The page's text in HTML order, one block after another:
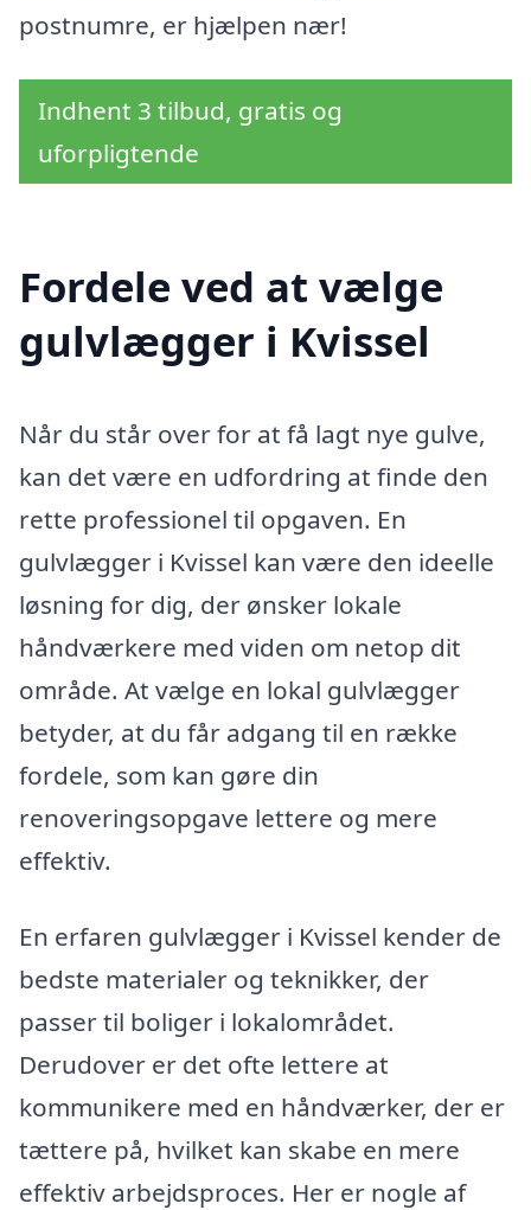
postnumre, er hjælpen nær!
Indhent 3 tilbud, gratis og
uforpligtende
Fordele ved at vælge
gulvlægger i Kvissel
Når du står over for at få lagt nye gulve,
kan det være en udfordring at finde den
rette professionel til opgaven. En
gulvlægger i Kvissel kan være den ideelle
løsning for dig, der ønsker lokale
håndværkere med viden om netop dit
område. At vælge en lokal gulvlægger
betyder, at du får adgang til en række
fordele, som kan gøre din
renoveringsopgave lettere og mere
effektiv.
En erfaren gulvlægger i Kvissel kender de
bedste materialer og teknikker, der
passer til boliger i lokalområdet.
Derudover er det ofte lettere at
kommunikere med en håndværker, der er
tættere på, hvilket kan skabe en mere
effektiv arbejdsproces. Her er nogle af